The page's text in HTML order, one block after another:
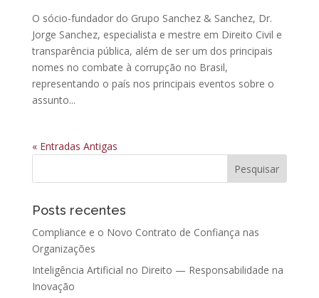
O sócio-fundador do Grupo Sanchez & Sanchez, Dr.
Jorge Sanchez, especialista e mestre em Direito Civil e
transparência pública, além de ser um dos principais
nomes no combate à corrupção no Brasil,
representando o país nos principais eventos sobre o
assunto...
« Entradas Antigas
Posts recentes
Compliance e o Novo Contrato de Confiança nas
Organizações
Inteligência Artificial no Direito — Responsabilidade na
Inovação